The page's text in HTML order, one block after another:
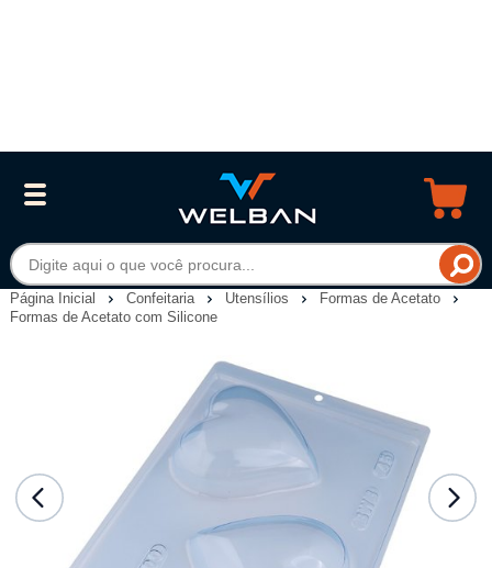
Página Inicial Confeitaria Utensílios
Formas de Acetato
Formas de Acetato com Silicone